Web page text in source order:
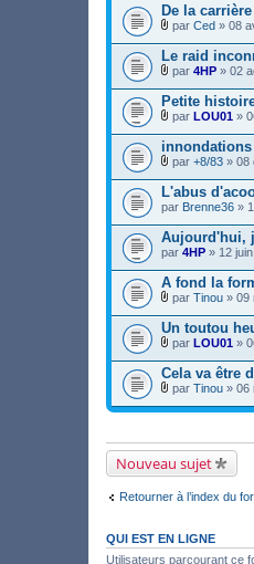
(
s
)
i
n
t
(
s
)
e
r
s
)
o
i
n
t
(
s
)
De la
F
i
c
h
i
e
r
s
)
o
i
n
t
(
s
par Ced » 08
Le raid
F
i
c
h
i
e
r
s
)
j
o
i
n
t
(
s
)
par 4HP » 02
Petite
F
i
c
h
i
e
r
s
)
j
o
i
n
t
(
s
)
par LOU01 »
innondations
F
i
c
h
i
e
r
s
)
o
i
n
t
(
s
)
par +8/83 » 08
L'abus
par Brenne36 »
Aujourd'hui,
par 4HP » 12
A fond la
F
i
c
h
i
e
r
s
j
o
i
n
t
)
par Tinou » 09
Un toutou
F
i
c
h
i
(
s
)
o
t
(
par LOU01 »
Cela va être
F
i
i
e
r
(
s
o
i
par Tinou » 06
Nouveau sujet
Retourner à l’index du
QUI EST EN LIGNE
Utilisateurs parcourant ce